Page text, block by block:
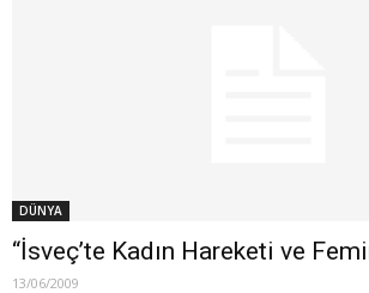
DÜNYA
“İsveç’te Kadın Hareketi ve
13/06/2009